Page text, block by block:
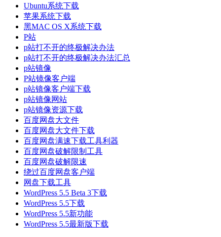
Ubuntu系统下载
苹果系统下载
黑MAC OS X系统下载
P站
p站打不开的终极解决办法
p站打不开的终极解决办法汇总
p站镜像
P站镜像客户端
p站镜像客户端下载
p站镜像网站
p站镜像资源下载
百度网盘大文件
百度网盘大文件下载
百度网盘满速下载工具利器
百度网盘破解限制工具
百度网盘破解限速
绕过百度网盘客户端
网盘下载工具
WordPress 5.5 Beta 3下载
WordPress 5.5下载
WordPress 5.5新功能
WordPress 5.5最新版下载